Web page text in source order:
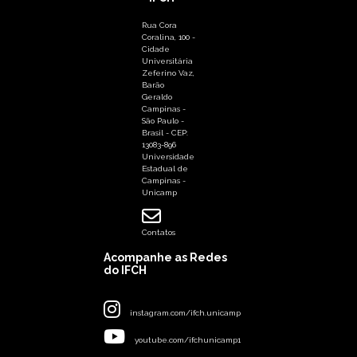
Rua Cora
Coralina, 100 -
Cidade
Universitária
Zeferino Vaz,
Barão
Geraldo
Campinas -
São Paulo -
Brasil - CEP:
13083-896
Universidade
Estadual de
Campinas -
Unicamp
Contatos
Acompanhe as Redes
do IFCH
instagram.com/ifch.unicamp
youtube.com/ifchunicamp1